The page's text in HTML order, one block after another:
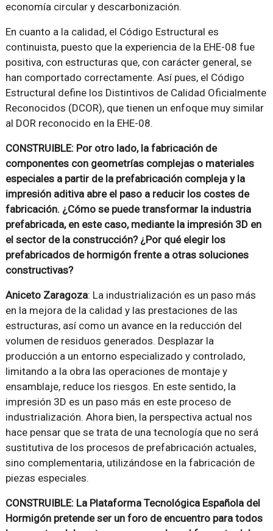
economía circular y descarbonización.
En cuanto a la calidad, el Código Estructural es
continuista, puesto que la experiencia de la EHE-08 fue
positiva, con estructuras que, con carácter general, se
han comportado correctamente. Así pues, el Código
Estructural define los Distintivos de Calidad Oficialmente
Reconocidos (DCOR), que tienen un enfoque muy similar
al DOR reconocido en la EHE-08.
CONSTRUIBLE: Por otro lado, la fabricación de
componentes con geometrías complejas o materiales
especiales a partir de la prefabricación compleja y la
impresión aditiva abre el paso a reducir los costes de
fabricación. ¿Cómo se puede transformar la industria
prefabricada, en este caso, mediante la impresión 3D en
el sector de la construcción? ¿Por qué elegir los
prefabricados de hormigón frente a otras soluciones
constructivas?
Aniceto Zaragoza: La industrialización es un paso más
en la mejora de la calidad y las prestaciones de las
estructuras, así como un avance en la reducción del
volumen de residuos generados. Desplazar la
producción a un entorno especializado y controlado,
limitando a la obra las operaciones de montaje y
ensamblaje, reduce los riesgos. En este sentido, la
impresión 3D es un paso más en este proceso de
industrialización. Ahora bien, la perspectiva actual nos
hace pensar que se trata de una tecnología que no será
sustitutiva de los procesos de prefabricación actuales,
sino complementaria, utilizándose en la fabricación de
piezas especiales.
CONSTRUIBLE: La Plataforma Tecnológica Española del
Hormigón pretende ser un foro de encuentro para todos